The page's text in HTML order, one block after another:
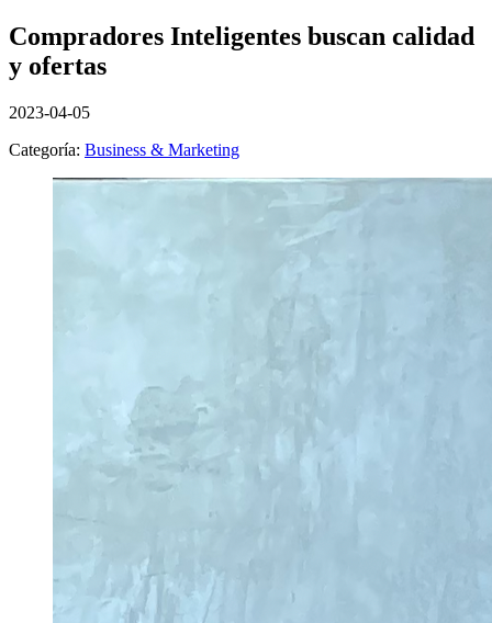
Compradores Inteligentes buscan calidad
y ofertas
2023-04-05
Categoría: Business & Marketing